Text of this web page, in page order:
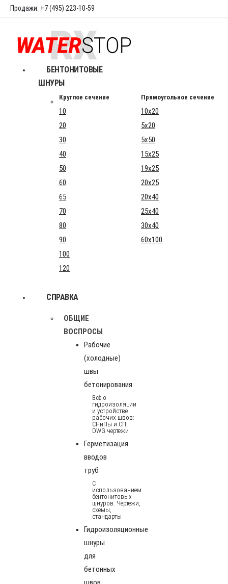
Продажи: +7 (495) 223-10-59
БЕНТОНИТОВЫЕ
ШНУРЫ
Круглое сечение Прямоугольное сечение
10
10x20
20
5x20
30
5x50
40
15x25
50
19x25
60
20x25
65
20x40
70
25x40
80
30x40
90
60x100
100
120
СПРАВКА
ОБЩИЕ
ВОСПРОСЫ
Рабочие
(холодные)
швы
бетонирования
Всё о
гидроизоляции
и устройстве
рабочих швов:
СНиПы и СП,
DWG чертежи
Герметизация
вводов
труб
С
использованием
бентонитовых
шнуров. Чертежи,
схемы,
стандарты
Гидроизоляционные
шнуры
для
бетонных